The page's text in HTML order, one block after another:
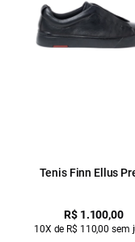
Tenis Finn Ellus
R$ 1.100,00
10X de R$ 110,00 sem